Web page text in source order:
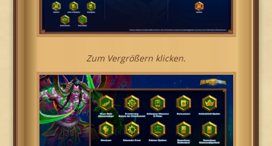
Zum Vergrößern klicken.